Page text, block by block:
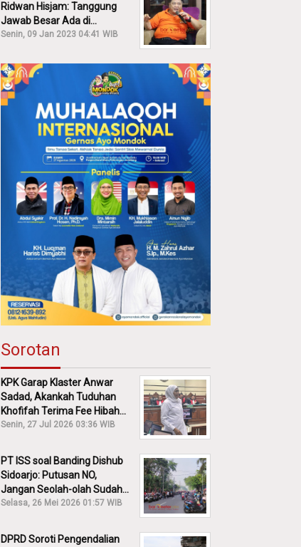
Ridwan Hisjam: Tanggung
Jawab Besar Ada di
Pemprov, Bukan DPRD Jatim!
Senin, 09 Jan 2023 04:41 WIB
Sorotan
KPK Garap Klaster Anwar
Sadad, Akankah Tuduhan
Khofifah Terima Fee Hibah
30% Diusut?
Senin, 27 Jul 2026 03:36 WIB
PT ISS soal Banding Dishub
Sidoarjo: Putusan NO,
Jangan Seolah-olah Sudah
Menang!
Selasa, 26 Mei 2026 01:57 WIB
DPRD Soroti Pengendalian